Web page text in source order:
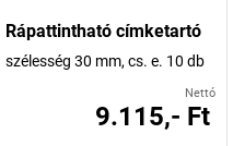
Rápattintható címketartó
szélesség 30 mm, cs. e. 10 db
Nettó
9.115,- Ft